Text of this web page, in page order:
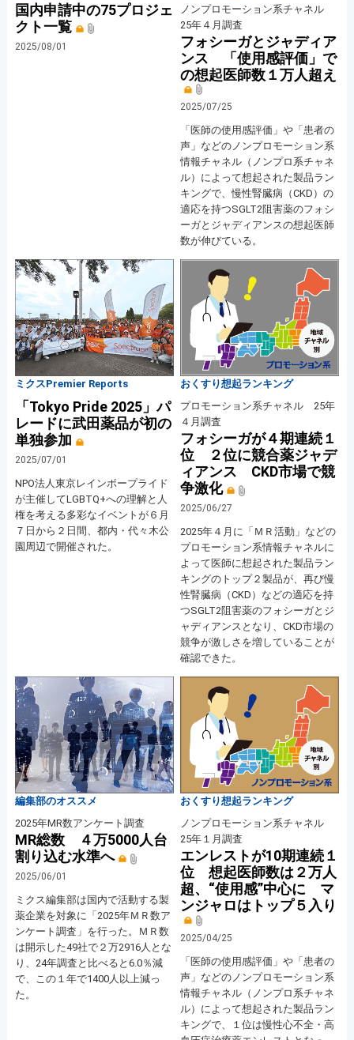
国内申請中の75プロジェ
クト一覧
2025/08/01
ノンプロモーション系チャネル
25年４月調査
フォシーガとジャディア
ンス 「使用感評価」で
の想起医師数１万人超え
2025/07/25
「医師の使用感評価」や「患者の
声」などのノンプロモーション系
情報チャネル（ノンプロ系チャネ
ル）によって想起された製品ラン
キングで、慢性腎臓病（CKD）の
適応を持つSGLT2阻害薬のフォシ
ーガとジャディアンスの想起医師
数が伸びている。
ミクスPremier Reports
「Tokyo Pride 2025」パ
レードに武田薬品が初の
単独参加
2025/07/01
NPO法人東京レインボープライド
が主催してLGBTQ+への理解と人
権を考える多彩なイベントが６月
７日から２日間、都内・代々木公
園周辺で開催された。
おくすり想起ランキング
プロモーション系チャネル 25年
４月調査
フォシーガが４期連続１
位 ２位に競合薬ジャデ
ィアンス CKD市場で競
争激化
2025/06/27
2025年４月に「ＭＲ活動」などの
プロモーション系情報チャネルに
よって医師に想起された製品ラン
キングのトップ２製品が、再び慢
性腎臓病（CKD）などの適応を持
つSGLT2阻害薬のフォシーガとジ
ャディアンスとなり、CKD市場の
競争が激しさを増していることが
確認できた。
編集部のオススメ
2025年MR数アンケート調査
MR総数 ４万5000人台
割り込む水準へ
2025/06/01
ミクス編集部は国内で活動する製
薬企業を対象に「2025年ＭＲ数ア
ンケート調査」を行った。ＭＲ数
は開示した49社で２万2916人とな
り、24年調査と比べると6.0％減
で、この１年で1400人以上減っ
た。
おくすり想起ランキング
ノンプロモーション系チャネル
25年１月調査
エンレストが10期連続１
位 想起医師数は２万人
超、“使用感”中心に マ
ンジャロはトップ５入り
2025/04/25
「医師の使用感評価」や「患者の
声」などのノンプロモーション系
情報チャネル（ノンプロ系チャネ
ル）によって想起された製品ラン
キングで、１位は慢性心不全・高